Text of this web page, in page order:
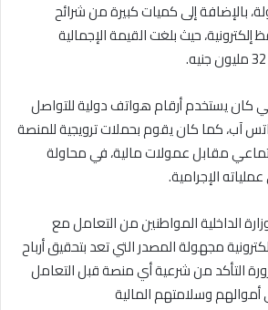
إلى كميات كبيرة من شرائح
حيث بلغت القيمة الإجمالية
كان يستخدم أرقام هواتف دولية للتواصل
آب، كما كان يقوم بحملات ترويجية للمنصة
مقابل عمولات مالية، في محاولة
الإجرامية.
الداخلية المواطنين من التعامل مع
مجهولة المصدر التي تعد بتحقيق أرباح
التأكد من شرعية أي منصة قبل التعامل
وسلامتهم المالية